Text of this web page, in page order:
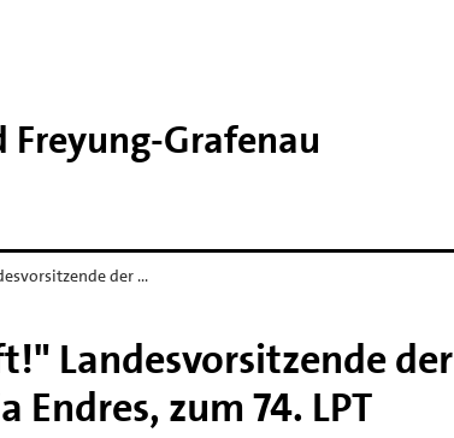
Freyung-​Grafenau
der …
Landesvorsitzende der
Endres, zum 74. LPT